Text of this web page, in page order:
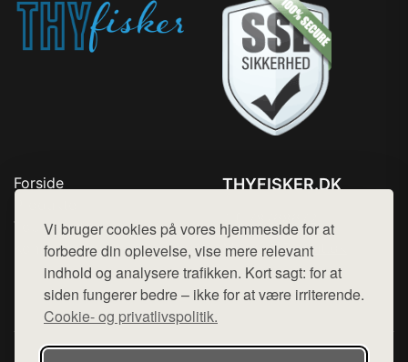
Vi bruger cookies på vores hjemmeside for at
forbedre din oplevelse, vise mere relevant
indhold og analysere trafikken. Kort sagt: for at
siden fungerer bedre – ikke for at være irriterende.
Cookie- og privatlivspolitik.
Forside
Top Rabatter
Kontakt
THYFISKER.DK
Mail: hej@want.dk
Cookie- og privatlivspolitik